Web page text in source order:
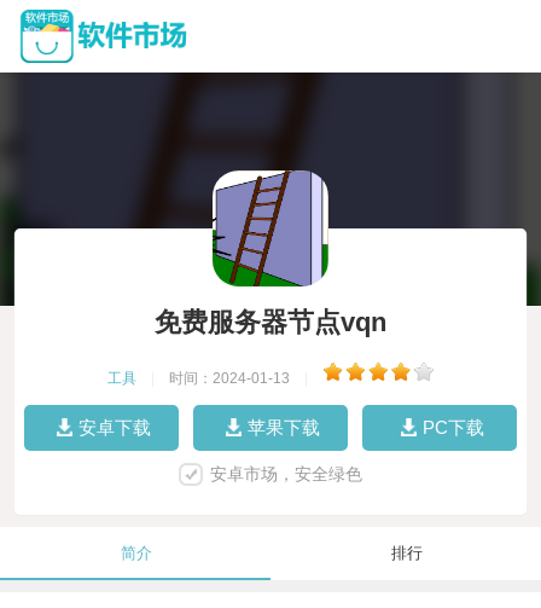
免费服务器节点vqn
工具 时间：2024-01-13
安卓下载 苹果下载 PC下载
安卓市场，安全绿色
简介 排行